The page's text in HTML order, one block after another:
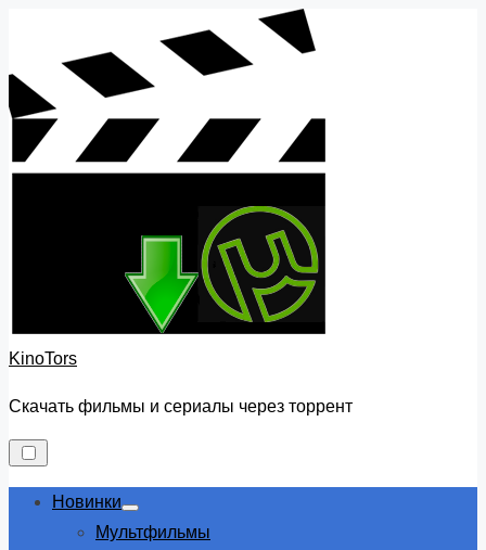
content
KinoTors
Скачать фильмы и сериалы через торрент
Новинки
Show
sub
Мультфильмы